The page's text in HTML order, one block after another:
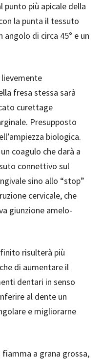
punto più apicale della
la punta il tessuto
di circa 45° e un
fresa stessa sarà
curettage
Presupposto
biologica.
coagulo che darà a
connettivo sul
sino allo “stop”
cervicale, che
giunzione amelo-
risulterà più
di aumentare il
dentari in senso
al dente un
e migliorarne
a grana grossa,